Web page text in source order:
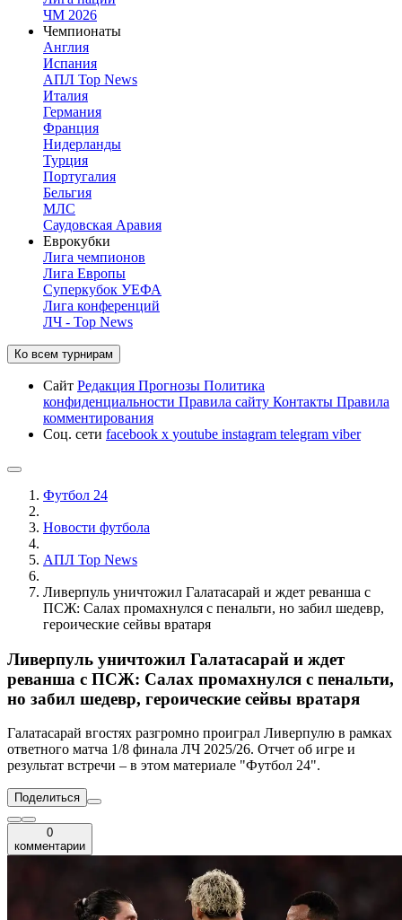
ЧМ 2026
Чемпионаты
Англия
Испания
АПЛ Top News
Италия
Германия
Франция
Нидерланды
Турция
Португалия
Бельгия
МЛС
Саудовская Аравия
Еврокубки
Лига чемпионов
Лига Европы
Суперкубок УЕФА
Лига конференций
ЛЧ - Top News
Ко всем турнирам
Сайт Редакция Прогнозы Политика
конфиденциальности Правила сайту Контакты Правила
комментирования
Соц. сети facebook x youtube instagram telegram viber
Футбол 24
Новости футбола
АПЛ Top News
Ливерпуль уничтожил Галатасарай и ждет реванша с
ПСЖ: Салах промахнулся с пенальти, но забил шедевр,
героические сейвы вратаря
Ливерпуль уничтожил Галатасарай и ждет
реванша с ПСЖ: Салах промахнулся с пенальти,
но забил шедевр, героические сейвы вратаря
Галатасарай вгостях разгромно проиграл Ливерпулю в рамках
ответного матча 1/8 финала ЛЧ 2025/26. Отчет об игре и
результат встречи – в этом материале "Футбол 24".
Поделиться
0
комментарии